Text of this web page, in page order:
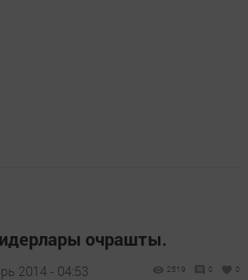
очрашты.
2014 - 04:53 2519 0 0